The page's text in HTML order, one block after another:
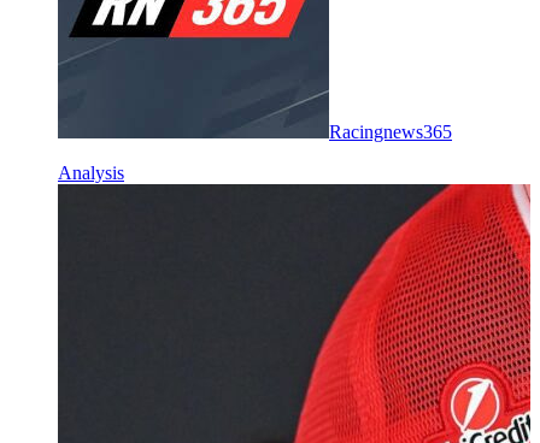
Racingnews365
Analysis